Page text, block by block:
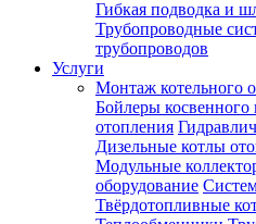
Гибкая подводка и
Трубопроводные
трубопроводов
Услуги
Монтаж котельного
Бойлеры косвенного
отопления
Дизельные котлы
Модульные
оборудование
Твёрдотопливные